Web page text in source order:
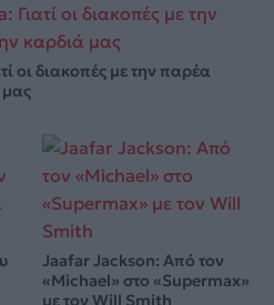
οι διακοπές με την παρέα
μας
Jaafar Jackson: Από τον
«Michael» στο «Supermax»